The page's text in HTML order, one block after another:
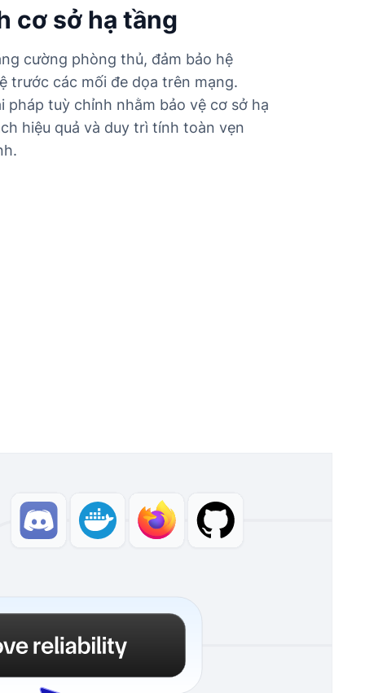
cơ sở hạ tầng
cường phòng thủ, đảm bảo hệ
trước các mối đe dọa trên mạng.
pháp tuỳ chỉnh nhằm bảo vệ cơ sở hạ
hiệu quả và duy trì tính toàn vẹn